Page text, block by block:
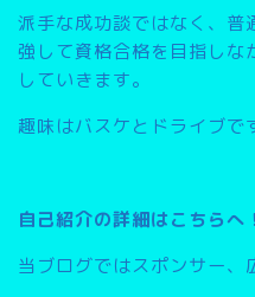
派手な成功談ではなく、普
強して資格合格を目指しな
していきます。
趣味はバスケとドライブで
自己紹介の詳細はこちらへ
当ブログではスポンサー、